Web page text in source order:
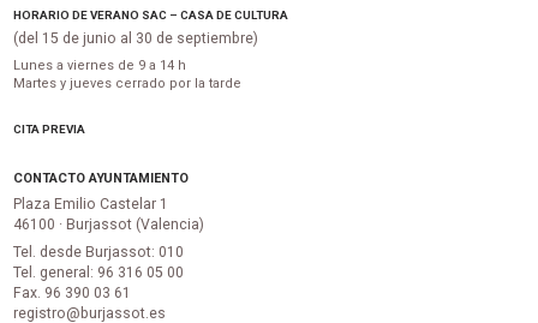
HORARIO DE VERANO SAC – CASA DE CULTURA
(del 15 de junio al 30 de septiembre)
Lunes a viernes de 9 a 14 h
Martes y jueves cerrado por la tarde
CITA PREVIA
CONTACTO AYUNTAMIENTO
Plaza Emilio Castelar 1
46100 · Burjassot (Valencia)
Tel. desde Burjassot: 010
Tel. general: 96 316 05 00
Fax. 96 390 03 61
registro@burjassot.es